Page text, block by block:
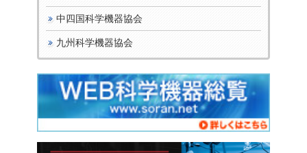
中四国科学機器協会
九州科学機器協会